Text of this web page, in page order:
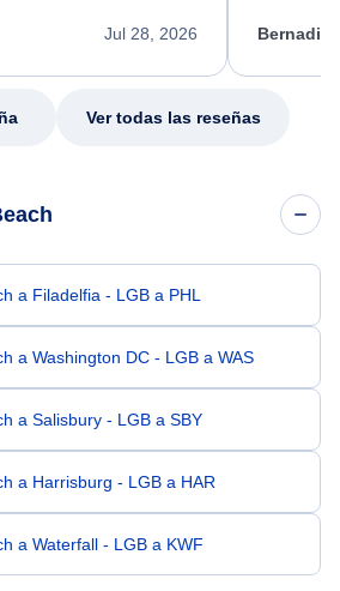
service.
Jul 28, 2026
my issue.
Ver todas las reseñas
a Filadelfia - LGB a PHL
a Washington DC - LGB a WAS
a Salisbury - LGB a SBY
a Harrisburg - LGB a HAR
a Waterfall - LGB a KWF